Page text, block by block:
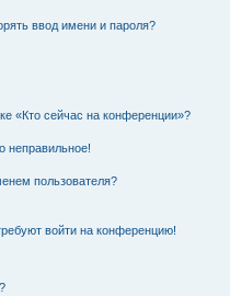
ввод имени и пароля?
«Кто сейчас на конференции»?
неправильное!
пользователя?
войти на конференцию!